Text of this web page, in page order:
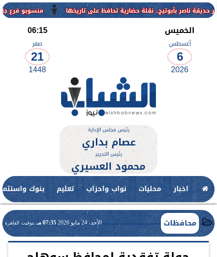
منسوبو فرع جامعة الأزهر للوجه
الخميس
أغسطس
6
2026
06:15
صفر
21
1448
رئيس مجلس الإدارة
عصام بداري
رئيس التحرير
محمود العسيري
اخبار محليات نواب واحزاب تعليم بنوك
محافظات الأحد، 24 مايو 2026 07:35 مـ بتوقيت القاهرة